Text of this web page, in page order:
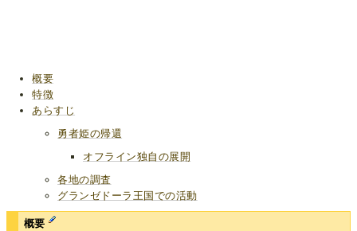
概要
特徴
あらすじ
勇者姫の帰還
オフライン独自の展開
各地の調査
グランゼドーラ王国での活動
概要